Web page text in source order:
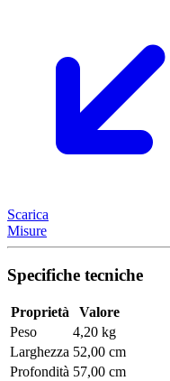
Scarica
Misure
Specifiche tecniche
Proprietà
Valore
Peso
4,20 kg
Larghezza 52,00 cm
Profondità 57,00 cm